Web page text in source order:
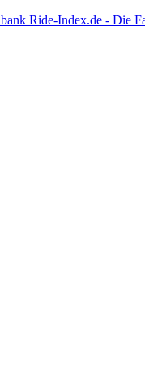
Ride-Index.de - Die